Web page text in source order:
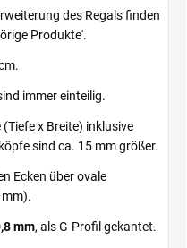
des Regals finden
Produkte'.
immer einteilig.
x Breite) inklusive
sind ca. 15 mm größer.
Ecken über ovale
mm, als G-Profil gekantet.